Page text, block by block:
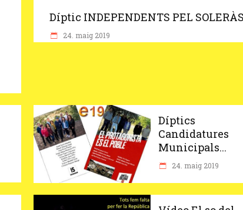
Díptic INDEPENDENTS PEL
24. maig 2019
Díptics
Candidatures
Municipals...
24. maig 2019